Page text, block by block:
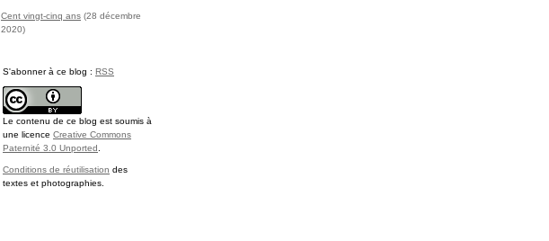
Cent vingt-cinq ans (28 décembre
2020)
S'abonner à ce blog : RSS
Le contenu de ce blog est soumis à
une licence Creative Commons
Paternité 3.0 Unported.
Conditions de réutilisation des
textes et photographies.